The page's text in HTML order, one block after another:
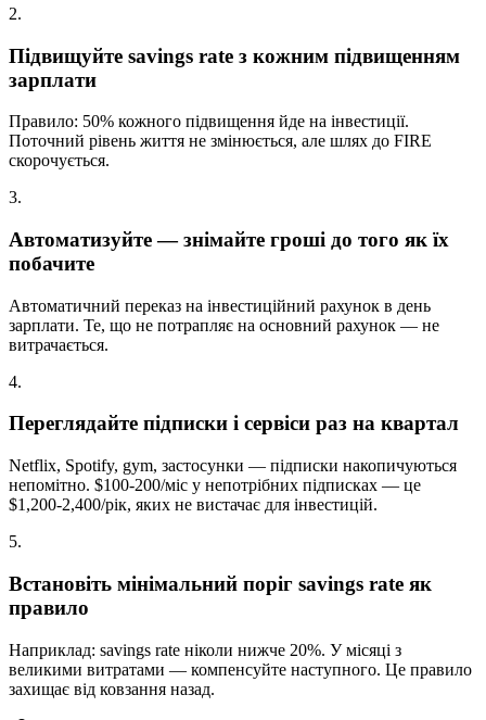
2.
Підвищуйте savings rate з кожним підвищенням
зарплати
Правило: 50% кожного підвищення йде на інвестиції.
Поточний рівень життя не змінюється, але шлях до FIRE
скорочується.
3.
Автоматизуйте — знімайте гроші до того як їх
побачите
Автоматичний переказ на інвестиційний рахунок в день
зарплати. Те, що не потрапляє на основний рахунок — не
витрачається.
4.
Переглядайте підписки і сервіси раз на квартал
Netflix, Spotify, gym, застосунки — підписки накопичуються
непомітно. $100-200/міс у непотрібних підписках — це
$1,200-2,400/рік, яких не вистачає для інвестицій.
5.
Встановіть мінімальний поріг savings rate як
правило
Наприклад: savings rate ніколи нижче 20%. У місяці з
великими витратами — компенсуйте наступного. Це правило
захищає від ковзання назад.